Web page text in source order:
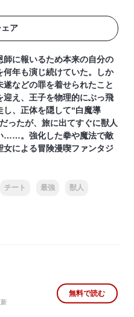
ェア
に報いるため本来の自分の
年も演じ続けていた。しか
などの罪を着せられたこと
え、王子を物理的にぶっ飛
、正体を隠して“白魔導
ったが、旅に出てすぐに獣人
……。強化した拳や魔法で敵
による冒険漫喫ファンタジ
チート 最強 獣人
無料で読む